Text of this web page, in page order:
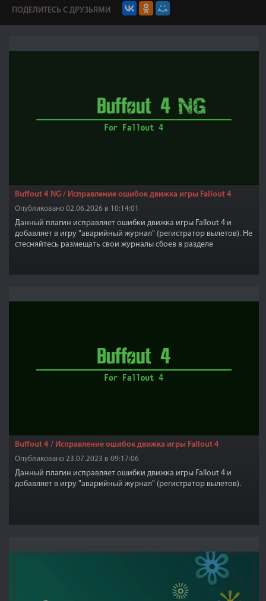
ПОДЕЛИТЕСЬ С ДРУЗЬЯМИ
Buffout 4 NG / Исправление ошибок движка игры Fallout 4
Опубликовано 02.06.2026 в 10:14:01
Данный плагин исправляет ошибки движка игры Fallout 4 и
добавляет в игру "аварийный журнал" (регистратор вылетов). Не
стесняйтесь размещать свои журналы сбоев в разделе
Buffout 4 / Исправление ошибок движка игры Fallout 4
Опубликовано 23.07.2023 в 09:17:06
Данный плагин исправляет ошибки движка игры Fallout 4 и
добавляет в игру "аварийный журнал" (регистратор вылетов).